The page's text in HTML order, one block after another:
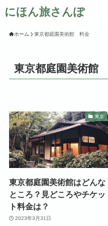
にほん旅さんぽ
ホーム 東京都庭園美術館 料金
東京都庭園美術館
東京
東京都庭園美術館はどんな
ところ？見どころやチケッ
ト料金は？
2023年3月31日